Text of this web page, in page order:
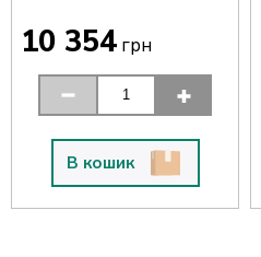
10 354 грн
В кошик